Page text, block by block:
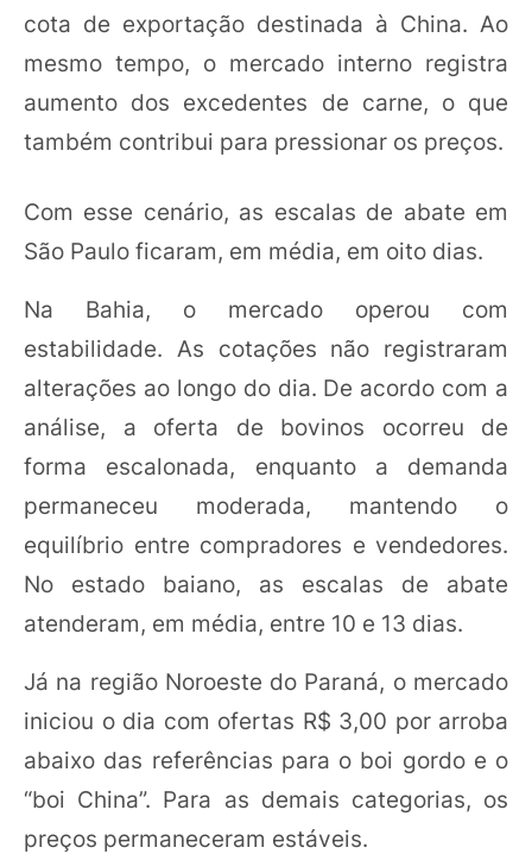
cota de exportação destinada à China. Ao
mesmo tempo, o mercado interno registra
aumento dos excedentes de carne, o que
também contribui para pressionar os preços.
Com esse cenário, as escalas de abate em
São Paulo ficaram, em média, em oito dias.
Na Bahia, o mercado operou com
estabilidade. As cotações não registraram
alterações ao longo do dia. De acordo com a
análise, a oferta de bovinos ocorreu de
forma escalonada, enquanto a demanda
permaneceu moderada, mantendo o
equilíbrio entre compradores e vendedores.
No estado baiano, as escalas de abate
atenderam, em média, entre 10 e 13 dias.
Já na região Noroeste do Paraná, o mercado
iniciou o dia com ofertas R$ 3,00 por arroba
abaixo das referências para o boi gordo e o
“boi China”. Para as demais categorias, os
preços permaneceram estáveis.